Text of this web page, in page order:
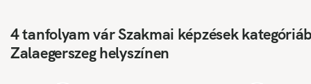
4 tanfolyam vár Szakmai képzések
Zalaegerszeg helyszínen